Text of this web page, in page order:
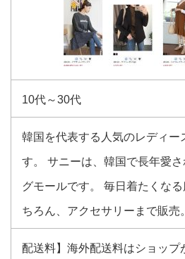
10代～30代
韓国を代表する人気のレディー
す。 サニーは、韓国で長年愛
グモールです。 毎日着たくな
ちろん、アクセサリーまで販売。
配送料】海外配送料はショップ